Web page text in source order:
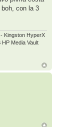
con la 3
Kingston HyperX
Media Vault